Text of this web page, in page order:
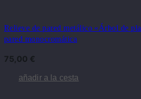
Relieve de pared metálico «Árbol de
pared monocromática
75,00 €
añadir a la cesta